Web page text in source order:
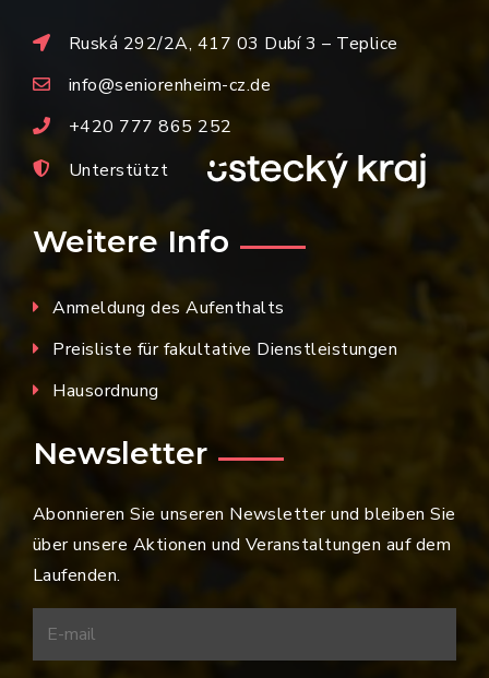
Ruská 292/2A, 417 03 Dubí 3 – Teplice
info@seniorenheim-cz.de
+420 777 865 252
Unterstützt
Weitere Info
Anmeldung des Aufenthalts
Preisliste für fakultative Dienstleistungen
Hausordnung
Newsletter
Abonnieren Sie unseren Newsletter und bleiben Sie
über unsere Aktionen und Veranstaltungen auf dem
Laufenden.